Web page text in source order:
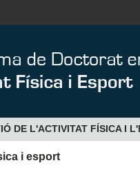
DE L'ACTIVITAT FÍSICA I
i esport